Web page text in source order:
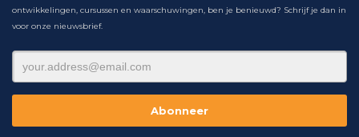
ontwikkelingen, cursussen en waarschuwingen, ben je benieuwd? Schrijf je dan in
voor onze nieuwsbrief.